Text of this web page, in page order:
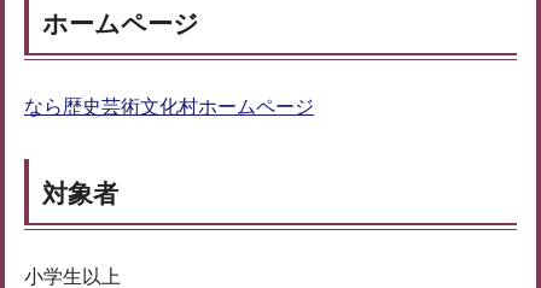
ホームページ
なら歴史芸術文化村ホームページ
対象者
小学生以上